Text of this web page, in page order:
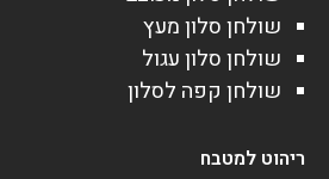
שולחן סלון מעץ
שולחן סלון עגול
שולחן קפה לסלון
ריהוט למטבח